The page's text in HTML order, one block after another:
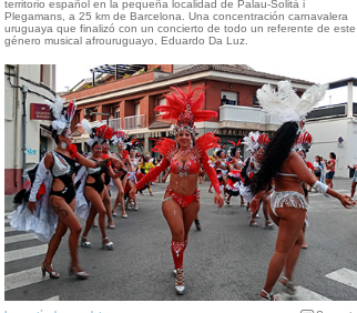
territorio español en la pequeña localidad de Palau-Solità i
Plegamans, a 25 km de Barcelona. Una concentración carnavalera
uruguaya que finalizó con un concierto de todo un referente de este
género musical afrouruguayo, Eduardo Da Luz.